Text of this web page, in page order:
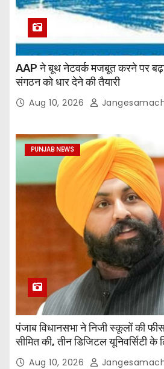
AAP ने बूथ नेटवर्क मजबूत करने पर
संगठन को धार देने की तैयारी
Aug 10, 2026
PUNJAB NEWS
पंजाब विधानसभा ने निजी स्कूलों की
सीमित की, तीन डिजिटल यूनिवर्सिटी के
Aug 10, 2026